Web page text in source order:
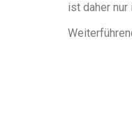
ist daher nur